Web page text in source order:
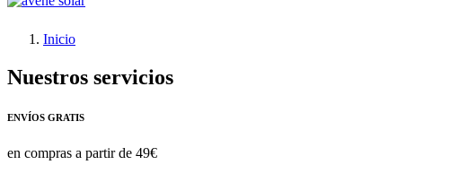
Inicio
Nuestros servicios
ENVÍOS GRATIS
en compras a partir de 49€